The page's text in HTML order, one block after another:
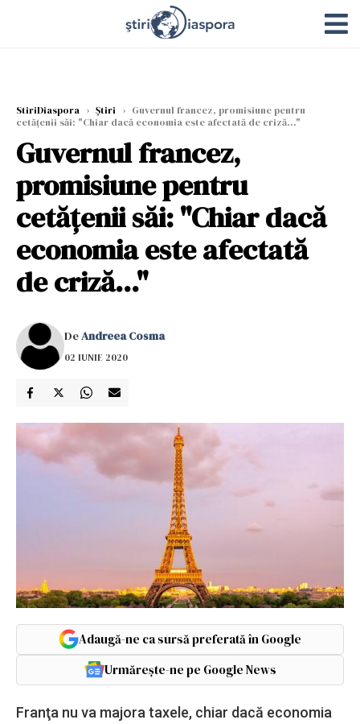
StiriDiaspora › Știri › Guvernul francez, promisiune pentru
cetăţenii săi: "Chiar dacă economia este afectată de criză..."
Guvernul francez,
promisiune pentru
cetăţenii săi: "Chiar dacă
economia este afectată
de criză..."
DeAndreea Cosma
02 IUNIE 2020
Adaugă-ne ca sursă preferată în Google
Urmărește-ne pe Google News
Franţa nu va majora taxele, chiar dacă economia